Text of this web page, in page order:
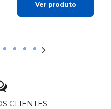
Ver produto
CLIENTES